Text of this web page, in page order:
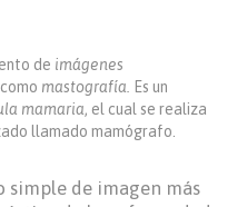
de imágenes
mastografía.
Es un
mamaria, el cual se realiza
llamado mamógrafo.
simple de imagen más